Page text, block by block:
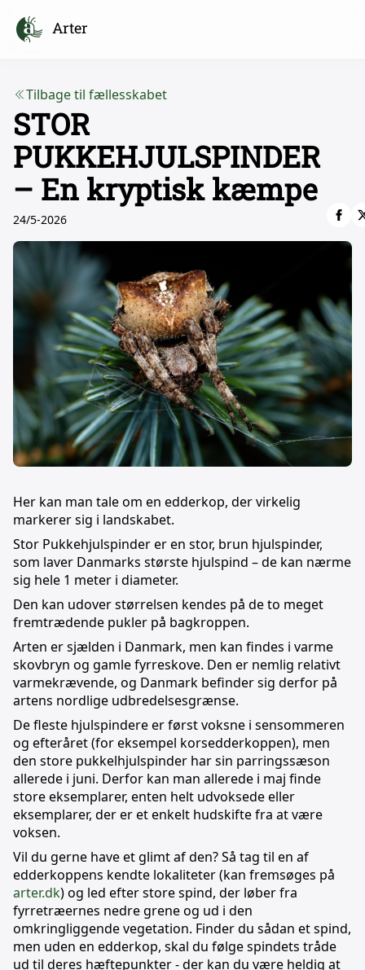
Arter
Tilbage til fællesskabet
STOR
PUKKEHJULSPINDER
– En kryptisk kæmpe
24/5-2026
Her kan man tale om en edderkop, der virkelig
markerer sig i landskabet.
Stor Pukkehjulspinder er en stor, brun hjulspinder,
som laver Danmarks største hjulspind – de kan nærme
sig hele 1 meter i diameter.
Den kan udover størrelsen kendes på de to meget
fremtrædende pukler på bagkroppen.
Arten er sjælden i Danmark, men kan findes i varme
skovbryn og gamle fyrreskove. Den er nemlig relativt
varmekrævende, og Danmark befinder sig derfor på
artens nordlige udbredelsesgrænse.
De fleste hjulspindere er først voksne i sensommeren
og efteråret (for eksempel korsedderkoppen), men
den store pukkelhjulspinder har sin parringssæson
allerede i juni. Derfor kan man allerede i maj finde
store eksemplarer, enten helt udvoksede eller
eksemplarer, der er et enkelt hudskifte fra at være
voksen.
Vil du gerne have et glimt af den? Så tag til en af
edderkoppens kendte lokaliteter (kan fremsøges på
arter.dk) og led efter store spind, der løber fra
fyrretræernes nedre grene og ud i den
omkringliggende vegetation. Finder du sådan et spind,
men uden en edderkop, skal du følge spindets tråde
ud til deres hæftepunkter - der kan du være heldig at